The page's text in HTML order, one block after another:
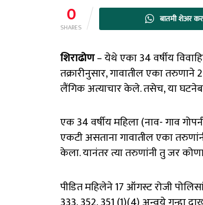
0
SHARES
बातमी शेअर
शिराढोण– येथे एका 34 वर्षीय
तक्रारीनुसार, गावातील एका
लैंगिक अत्याचार केले. तसेच, या
एक 34 वर्षीय महिला (नाव- गाव
एकटी असताना गावातील एका
केला. यानंतर त्या तरुणांनी तु जर
पीडित महिलेने 17 ऑगस्ट रोजी